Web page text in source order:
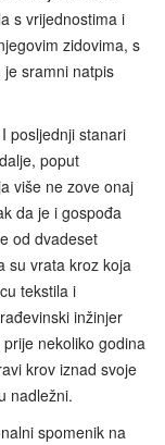
s vrijednostima i
zidovima, s
sramni natpis
posljednji stanari
poput
više ne zove onaj
da je i gospođa
od dvadeset
su vrata kroz koja
tekstila i
inžinjer
nekoliko godina
krov iznad svoje
nadležni.
spomenik na